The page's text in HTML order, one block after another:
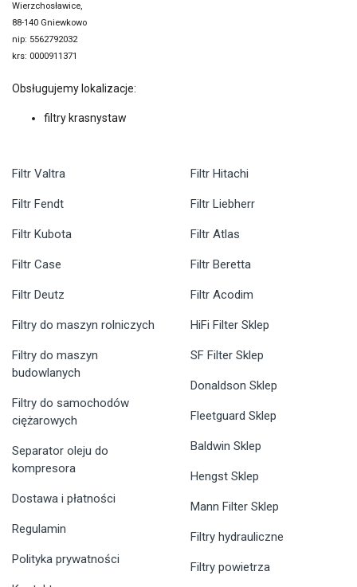
Wierzchosławice,
88-140 Gniewkowo
nip: 5562792032
krs: 0000911371
Obsługujemy lokalizacje:
filtry krasnystaw
Filtr Valtra
Filtr Fendt
Filtr Kubota
Filtr Case
Filtr Deutz
Filtr Hitachi
Filtr Liebherr
Filtr Atlas
Filtr Beretta
Filtr Acodim
Filtry do maszyn rolniczych
Filtry do maszyn
budowlanych
Filtry do samochodów
ciężarowych
Separator oleju do
kompresora
Dostawa i płatności
Regulamin
Polityka prywatności
HiFi Filter Sklep
SF Filter Sklep
Donaldson Sklep
Fleetguard Sklep
Baldwin Sklep
Hengst Sklep
Mann Filter Sklep
Filtry hydrauliczne
Filtry powietrza